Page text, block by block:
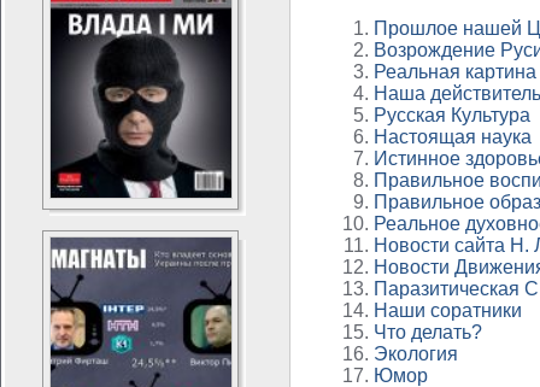
Прошлое нашей
Возрождение
Реальная
Наша
Русская Культура
Настоящая наука
Истинное
Правильное
Правильное
Реальное
Новости сайта
Новости
Паразитическая
Наши соратники
Что делать?
Экология
Юмор